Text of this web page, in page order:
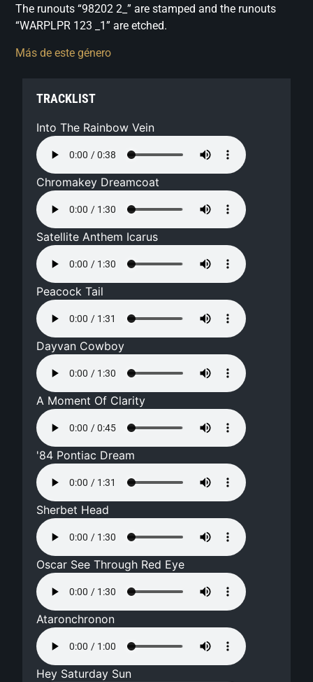
The runouts “98202 2_” are stamped and the runouts
“WARPLPR 123 _1” are etched.
Más de este género
TRACKLIST
Into The Rainbow Vein
Chromakey Dreamcoat
Satellite Anthem Icarus
Peacock Tail
Dayvan Cowboy
A Moment Of Clarity
'84 Pontiac Dream
Sherbet Head
Oscar See Through Red Eye
Ataronchronon
Hey Saturday Sun